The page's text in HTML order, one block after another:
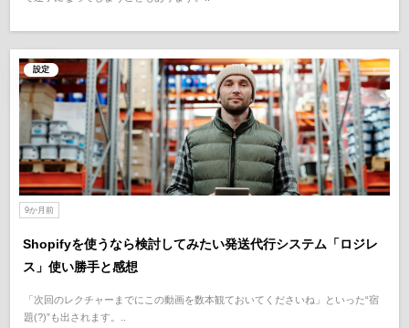
設定
9か月前
Shopifyを使うなら検討してみたい発送代行システム「ロジレ
ス」使い勝手と感想
「次回のレクチャーまでにこの動画を数本観ておいてくださいね」といった“宿
題(?)”も出されます。..